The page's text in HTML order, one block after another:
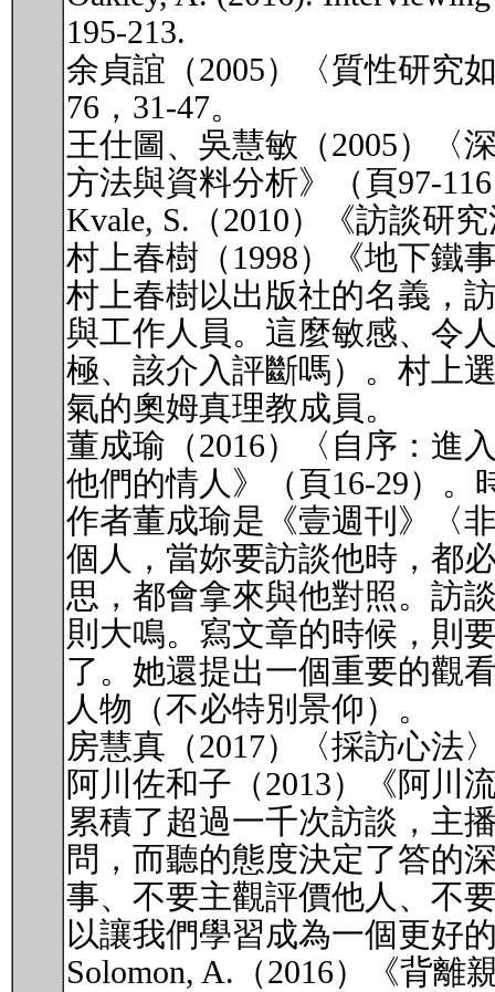
195-213.
余貞誼（2005）〈質性研究
76，31-47。
王仕圖、吳慧敏（2005）〈
方法與資料分析》（頁97-
Kvale, S.（2010）《訪談研
村上春樹（1998）《地下鐵
村上春樹以出版社的名義，
與工作人員。這麼敏感、令
極、該介入評斷嗎）。村上
氣的奧姆真理教成員。
董成瑜（2016）〈自序：進
他們的情人》（頁16-29）。
作者董成瑜是《壹週刊》〈
個人，當妳要訪談他時，都
思，都會拿來與他對照。訪
則大鳴。寫文章的時候，則
了。她還提出一個重要的觀
人物（不必特別景仰）。
房慧真（2017）〈採訪心法
阿川佐和子（2013）《阿川
累積了超過一千次訪談，主
問，而聽的態度決定了答的
事、不要主觀評價他人、不
以讓我們學習成為一個更好
Solomon, A.（2016）《背離